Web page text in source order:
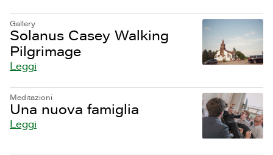
Gallery
Solanus Casey Walking
Pilgrimage
Leggi
Meditazioni
Una nuova famiglia
Leggi